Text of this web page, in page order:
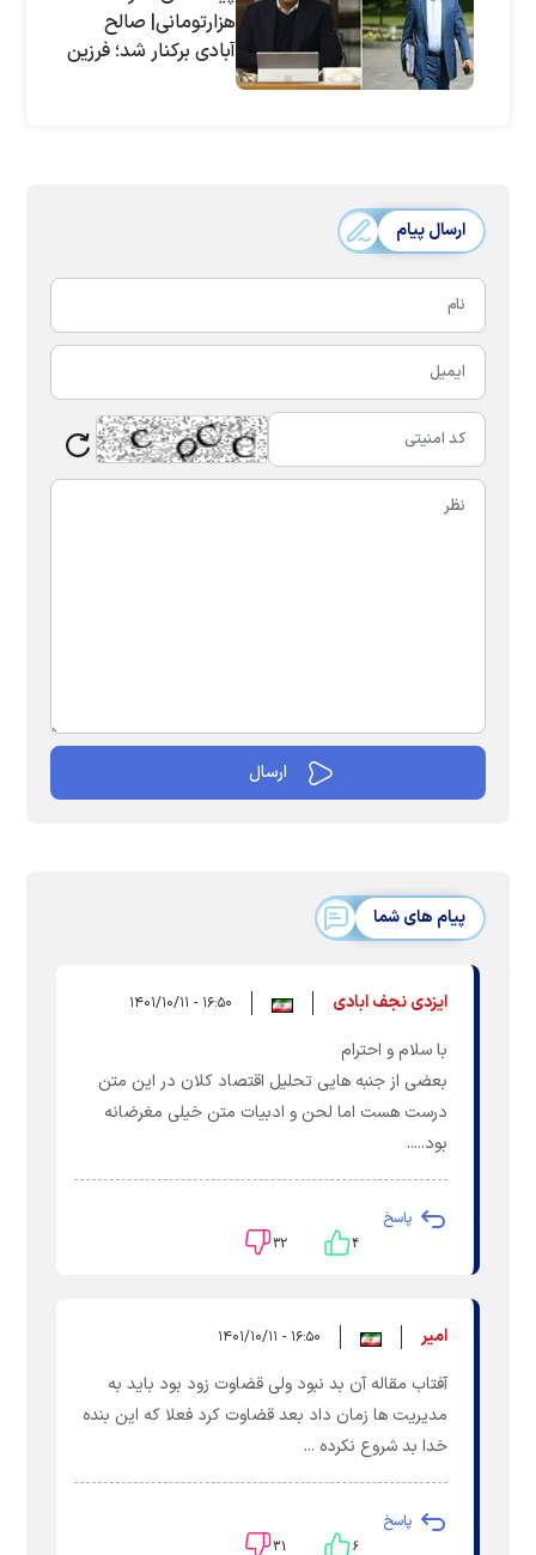
هزارتومانی| صالح
آبادی برکنار شد؛ فرزین
ارسال پیام
پیام های شما
ایزدی نجف ابادی ۱۶:۵۰ - ۱۴۰۱/۱۰/۱۱
با سلام و احترام
بعضی از جنبه هایی تحلیل اقتصاد کلان در این متن
درست هست اما لحن و ادبیات متن خیلی مغرضانه
بود.....
پاسخ
۴ ۳۲
امیر ۱۶:۵۰ - ۱۴۰۱/۱۰/۱۱
آفتاب مقاله آن بد نبود ولی قضاوت زود بود باید به
مدیریت ها زمان داد بعد قضاوت کرد فعلا که این بنده
خدا بد شروع نکرده ...
پاسخ
۶ ۳۱